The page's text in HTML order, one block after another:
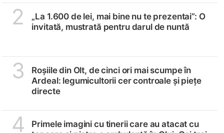
2
„La 1.600 de lei, mai bine nu te prezentai”: O
invitată, mustrată pentru darul de nuntă
3
Roșiile din Olt, de cinci ori mai scumpe în
Ardeal: legumicultorii cer controale și piețe
directe
4
Primele imagini cu tinerii care au atacat cu